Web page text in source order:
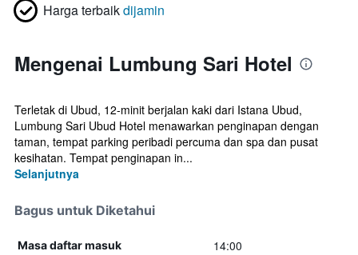
Harga terbaikdijamin
Mengenai Lumbung Sari Hotel
Terletak di Ubud, 12-minit berjalan kaki dari Istana Ubud,
Lumbung Sari Ubud Hotel menawarkan penginapan dengan
taman, tempat parking peribadi percuma dan spa dan pusat
kesihatan. Tempat penginapan in...
Selanjutnya
Bagus untuk Diketahui
Masa daftar masuk 14:00